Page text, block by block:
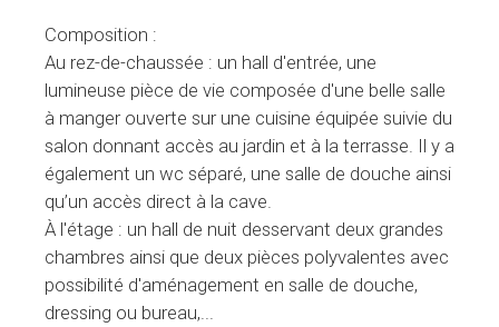
Composition :
Au rez-de-chaussée : un hall d'entrée, une
lumineuse pièce de vie composée d'une belle salle
à manger ouverte sur une cuisine équipée suivie du
salon donnant accès au jardin et à la terrasse. Il y a
également un wc séparé, une salle de douche ainsi
qu’un accès direct à la cave.
À l'étage : un hall de nuit desservant deux grandes
chambres ainsi que deux pièces polyvalentes avec
possibilité d'aménagement en salle de douche,
dressing ou bureau,...